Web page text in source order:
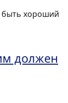
должен